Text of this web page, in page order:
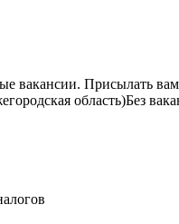
вакансии. Присылать
область)Без